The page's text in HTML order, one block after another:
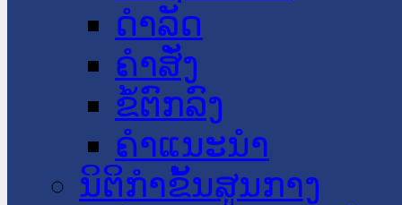
ດໍາລັດ
ຄໍາສັ່ງ
ຂໍ້ຕົກລົງ
ຄໍາແນະນໍາ
ນິຕິກໍາຂັ້ນສູນກາງ